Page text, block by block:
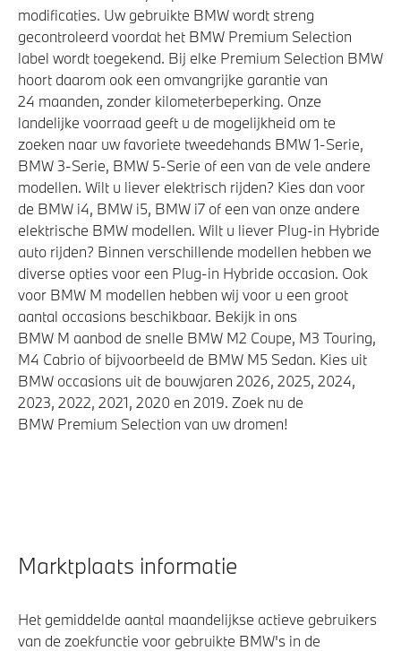
modificaties. Uw gebruikte BMW wordt streng
gecontroleerd voordat het BMW Premium Selection
label wordt toegekend. Bij elke Premium Selection BMW
hoort daarom ook een omvangrijke garantie van
24 maanden, zonder kilometerbeperking. Onze
landelijke voorraad geeft u de mogelijkheid om te
zoeken naar uw favoriete tweedehands BMW 1-Serie,
BMW 3-Serie, BMW 5-Serie of een van de vele andere
modellen. Wilt u liever elektrisch rijden? Kies dan voor
de BMW i4, BMW i5, BMW i7 of een van onze andere
elektrische BMW modellen. Wilt u liever Plug-in Hybride
auto rijden? Binnen verschillende modellen hebben we
diverse opties voor een Plug-in Hybride occasion. Ook
voor BMW M modellen hebben wij voor u een groot
aantal occasions beschikbaar. Bekijk in ons
BMW M aanbod de snelle BMW M2 Coupe, M3 Touring,
M4 Cabrio of bijvoorbeeld de BMW M5 Sedan. Kies uit
BMW occasions uit de bouwjaren 2026, 2025, 2024,
2023, 2022, 2021, 2020 en 2019. Zoek nu de
BMW Premium Selection van uw dromen!
Marktplaats informatie
Het gemiddelde aantal maandelijkse actieve gebruikers
van de zoekfunctie voor gebruikte BMW's in de